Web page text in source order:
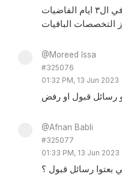
الباقيات
@Moreed Issa
#325076
01:32 PM, 13 Jun 2023
رسائل قبول او رفض
@Afnan Babli
#325077
01:33 PM, 13 Jun 2023
بعتوا رسائل قبول ؟